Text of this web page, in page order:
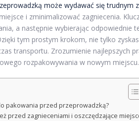
może wydawać się trudnym
i zminimalizować zagniecenia.
a następnie wybierając odpowiednie
tym prostym krokom, nie tylko
transportu. Zrozumienie najlepszych
rozpakowywania w nowym miejscu.
pakowania przed przeprowadzką?
przed zagnieceniami i oszczędzające